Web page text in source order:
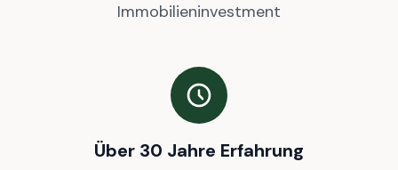
Immobilieninvestment
Über 30 Jahre Erfahrung